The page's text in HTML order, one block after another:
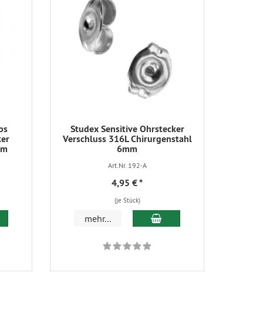
Warenkorb
Studex Sensitive Ohrstecker
Verschluss 316L Chirurgenstahl
6mm
Art.Nr. 192-A
4,95 €*
(je Stück)
mehr... In den Warenkorb